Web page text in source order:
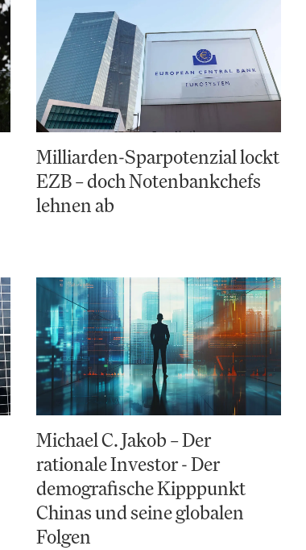
Milliarden-Sparpotenzial lockt
EZB – doch Notenbankchefs
lehnen ab
Michael C. Jakob – Der
rationale Investor - Der
demografische Kipppunkt
Chinas und seine globalen
Folgen